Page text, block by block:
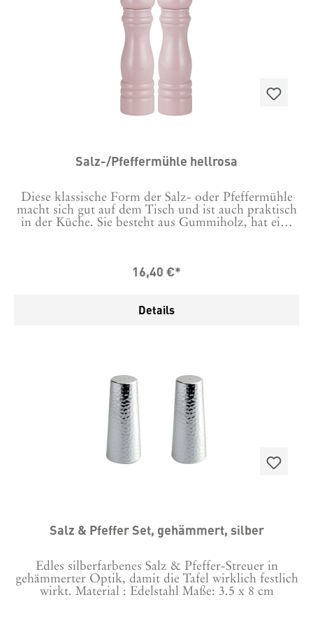
Salz-/Pfeffermühle hellrosa
Diese klassische Form der Salz- oder Pfeffermühle
macht sich gut auf dem Tisch und ist auch praktisch
in der Küche. Sie besteht aus Gummiholz, hat eine
Die Mühlen haben oben auf der Schraube ein "S"
in vielen weiteren Farben.
16,40 €*
Details
Salz & Pfeffer Set, gehämmert, silber
Edles silberfarbenes Salz & Pfeffer-Streuer in
gehämmerter Optik, damit die Tafel wirklich festlich
wirkt. Material : Edelstahl Maße: 3.5 x 8 cm